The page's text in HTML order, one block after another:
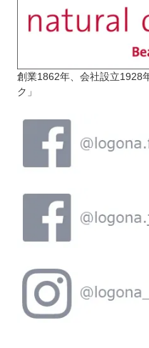
創業1862年、会社設立1928
ク」